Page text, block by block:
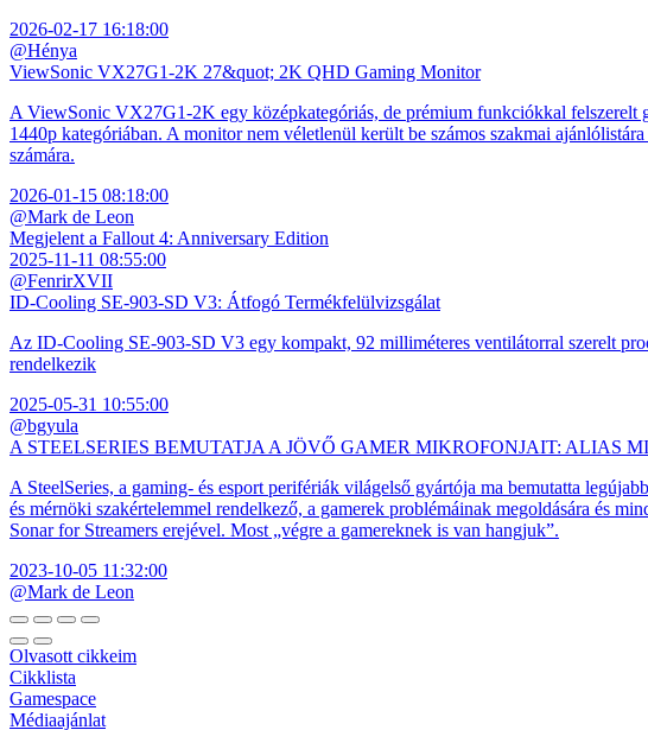
2026-02-17 16:18:00
@Hénya
ViewSonic VX27G1-2K 27&quot; 2K QHD Gaming Monitor
A ViewSonic VX27G1-2K egy középkategóriás, de prémium funkciókkal felszerelt
1440p kategóriában. A monitor nem véletlenül került be számos szakmai
számára.
2026-01-15 08:18:00
@Mark de Leon
Megjelent a Fallout 4: Anniversary Edition
2025-11-11 08:55:00
@FenrirXVII
ID-Cooling SE-903-SD V3: Átfogó Termékfelülvizsgálat
Az ID-Cooling SE-903-SD V3 egy kompakt, 92 milliméteres ventilátorral szerelt
rendelkezik
2025-05-31 10:55:00
@bgyula
A STEELSERIES BEMUTATJA A JÖVŐ GAMER MIKROFONJAIT: ALIAS
A SteelSeries, a gaming- és esport perifériák világelső gyártója ma bemutatta
és mérnöki szakértelemmel rendelkező, a gamerek problémáinak megoldására és
Sonar for Streamers erejével. Most „végre a gamereknek is van hangjuk”.
2023-10-05 11:32:00
@Mark de Leon
Olvasott cikkeim
Cikklista
Gamespace
Médiaajánlat